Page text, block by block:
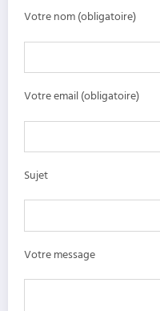
Votre nom (obligatoire)
Votre email (obligatoire)
Sujet
Votre message